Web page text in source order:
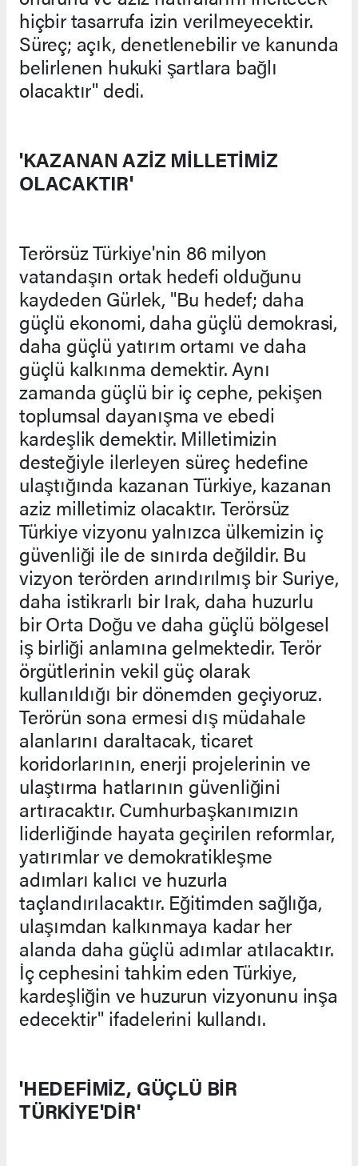
hiçbir tasarrufa izin verilmeyecektir.
Süreç; açık, denetlenebilir ve kanunda
belirlenen hukuki şartlara bağlı
olacaktır" dedi.
'KAZANAN AZİZ MİLLETİMİZ
OLACAKTIR'
Terörsüz Türkiye'nin 86 milyon
vatandaşın ortak hedefi olduğunu
kaydeden Gürlek, "Bu hedef; daha
güçlü ekonomi, daha güçlü demokrasi,
daha güçlü yatırım ortamı ve daha
güçlü kalkınma demektir. Aynı
zamanda güçlü bir iç cephe, pekişen
toplumsal dayanışma ve ebedi
kardeşlik demektir. Milletimizin
desteğiyle ilerleyen süreç hedefine
ulaştığında kazanan Türkiye, kazanan
aziz milletimiz olacaktır. Terörsüz
Türkiye vizyonu yalnızca ülkemizin iç
güvenliği ile de sınırda değildir. Bu
vizyon terörden arındırılmış bir Suriye,
daha istikrarlı bir Irak, daha huzurlu
bir Orta Doğu ve daha güçlü bölgesel
iş birliği anlamına gelmektedir. Terör
örgütlerinin vekil güç olarak
kullanıldığı bir dönemden geçiyoruz.
Terörün sona ermesi dış müdahale
alanlarını daraltacak, ticaret
koridorlarının, enerji projelerinin ve
ulaştırma hatlarının güvenliğini
artıracaktır. Cumhurbaşkanımızın
liderliğinde hayata geçirilen reformlar,
yatırımlar ve demokratikleşme
adımları kalıcı ve huzurla
taçlandırılacaktır. Eğitimden sağlığa,
ulaşımdan kalkınmaya kadar her
alanda daha güçlü adımlar atılacaktır.
İç cephesini tahkim eden Türkiye,
kardeşliğin ve huzurun vizyonunu inşa
edecektir" ifadelerini kullandı.
'HEDEFİMİZ, GÜÇLÜ BİR
TÜRKİYE'DİR'